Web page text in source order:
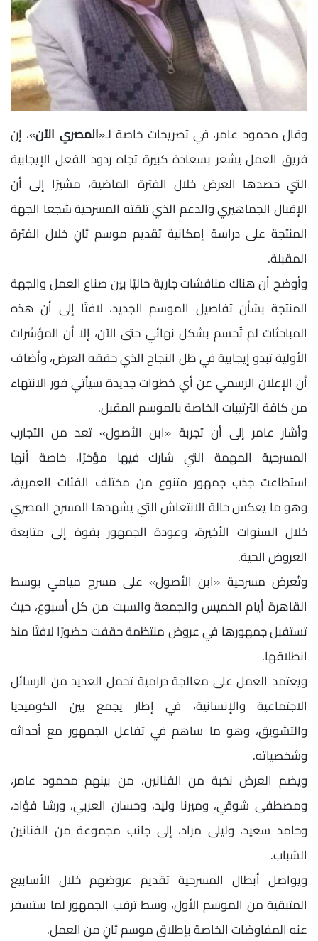
وقال محمود عامر، في تصريحات خاصة لـ«المصري الآن»، إن
فريق العمل يشعر بسعادة كبيرة تجاه ردود الفعل الإيجابية
التي حصدها العرض خلال الفترة الماضية، مشيرًا إلى أن
الإقبال الجماهيري والدعم الذي تلقته المسرحية شجعا الجهة
المنتجة على دراسة إمكانية تقديم موسم ثانٍ خلال الفترة
المقبلة.
وأوضح أن هناك مناقشات جارية حاليًا بين صناع العمل والجهة
المنتجة بشأن تفاصيل الموسم الجديد، لافتًا إلى أن هذه
المباحثات لم تُحسم بشكل نهائي حتى الآن، إلا أن المؤشرات
الأولية تبدو إيجابية في ظل النجاح الذي حققه العرض، وأضاف
أن الإعلان الرسمي عن أي خطوات جديدة سيأتي فور الانتهاء
من كافة الترتيبات الخاصة بالموسم المقبل.
وأشار عامر إلى أن تجربة «ابن الأصول» تعد من التجارب
المسرحية المهمة التي شارك فيها مؤخرًا، خاصة أنها
استطاعت جذب جمهور متنوع من مختلف الفئات العمرية،
وهو ما يعكس حالة الانتعاش التي يشهدها المسرح المصري
خلال السنوات الأخيرة، وعودة الجمهور بقوة إلى متابعة
العروض الحية.
وتُعرض مسرحية «ابن الأصول» على مسرح ميامي بوسط
القاهرة أيام الخميس والجمعة والسبت من كل أسبوع، حيث
تستقبل جمهورها في عروض منتظمة حققت حضورًا لافتًا منذ
انطلاقها.
ويعتمد العمل على معالجة درامية تحمل العديد من الرسائل
الاجتماعية والإنسانية، في إطار يجمع بين الكوميديا
والتشويق، وهو ما ساهم في تفاعل الجمهور مع أحداثه
وشخصياته.
ويضم العرض نخبة من الفنانين، من بينهم محمود عامر،
ومصطفى شوقي، وميرنا وليد، وحسان العربي، ورشا فؤاد،
وحامد سعيد، وليلى مراد، إلى جانب مجموعة من الفنانين
الشباب.
ويواصل أبطال المسرحية تقديم عروضهم خلال الأسابيع
المتبقية من الموسم الأول، وسط ترقب الجمهور لما ستسفر
عنه المفاوضات الخاصة بإطلاق موسم ثانٍ من العمل.